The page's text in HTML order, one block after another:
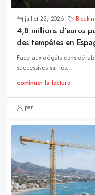
juillet 23, 2026
4,8 millions d’euros
des tempêtes en
Face aux dégâts
successives sur les...
continuer la lecture
par